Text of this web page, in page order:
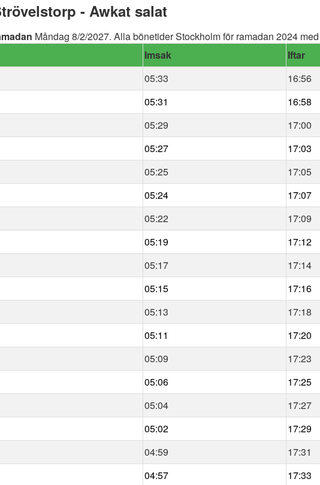
- Awkat salat
Måndag 8/2/2027. Alla bönetider Stockholm för ramadan 2024
Imsak
Iftar
05:33
16:56
05:31
16:58
05:29
17:00
05:27
17:03
05:25
17:05
05:24
17:07
05:22
17:09
05:19
17:12
05:17
17:14
05:15
17:16
05:13
17:18
05:11
17:20
05:09
17:23
05:06
17:25
05:04
17:27
05:02
17:29
04:59
17:31
04:57 17:33